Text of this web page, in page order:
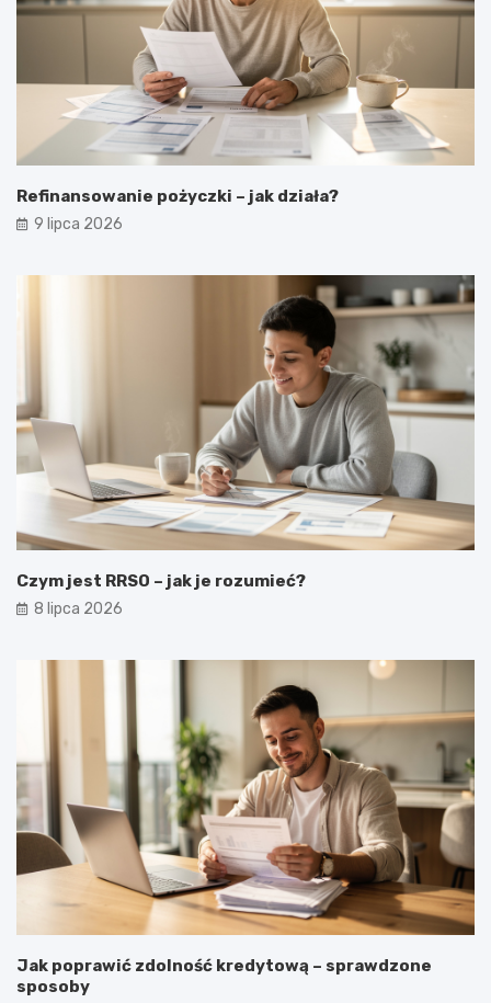
Refinansowanie pożyczki – jak działa?
9 lipca 2026
Czym jest RRSO – jak je rozumieć?
8 lipca 2026
Jak poprawić zdolność kredytową – sprawdzone
sposoby